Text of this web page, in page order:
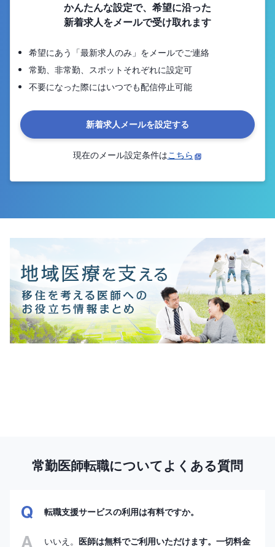
かんたんな設定で、希望に沿った
新着求人をメールで受け取れます
希望にあう「最新求人のみ」をメールでご連絡
常勤、非常勤、スポットそれぞれに設定可
不要になった際にはいつでも配信停止可能
新着求人メールを設定する
現在のメール設定条件はこちら
常勤医師転職についてよくある質問
転職支援サービスの利用は有料ですか。
いいえ。 医師は無料でご利用いただけます。一切料金